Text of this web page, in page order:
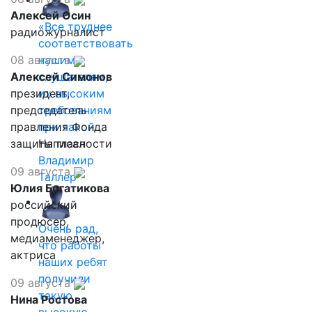
«Все труднее
соответствовать
нашим
слушателям,
их высоким
требованиям
при такой…
Написал
Владимир
Таллер
Очень рад,
что работы
наших ребят
получили
такую
Алексей Осин
радиожурналист
08 августа
Алексей Симонов
президент,
председатель
правления Фонда
защиты гласности
09 августа
Юлия Богатикова
российский
продюсер,
медиаменеджер,
актриса
09 августа
Нина Ростова